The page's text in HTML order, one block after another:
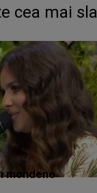
cea mai
mondene